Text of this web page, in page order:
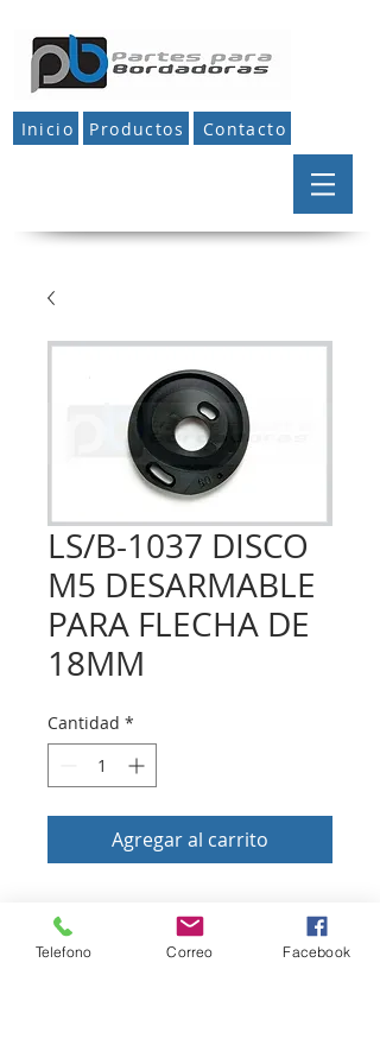
Inicio Productos Contacto
LS/B-1037 DISCO
M5 DESARMABLE
PARA FLECHA DE
18MM
Cantidad *
Agregar al carrito
Volver a tienda
Telefono Correo Facebook